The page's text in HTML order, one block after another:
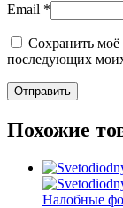
Email *
Сохранить моё
последующих
Похожие
Налобные